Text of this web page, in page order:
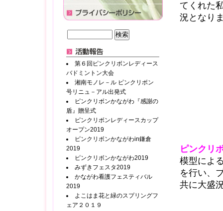
てくれた
況となり
ピンクリ
模型によ
を行い、
共に大盛
第６回ピンクリボンレディース
バドミントン大会
湘南モノレ－ル ピンクリボン
号リニュ－アル出発式
ピンクリボンかながわ『感謝の
盾』贈呈式
ピンクリボンレディースカップ
オープン2019
ピンクリボンかながわin鎌倉
2019
ピンクリボンかながわ2019
みずきフェスタ2019
かながわ看護フェスティバル
2019
よこはま花と緑のスプリングフ
ェア２０１９